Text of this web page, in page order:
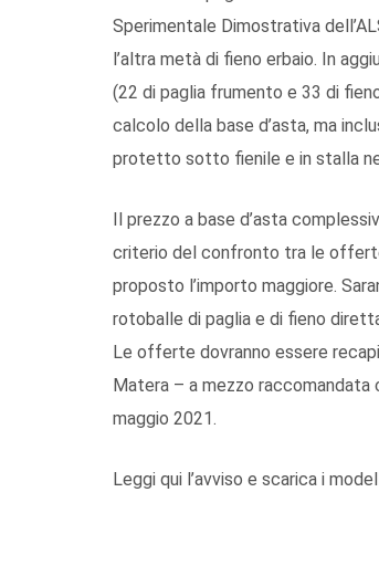
Sperimentale Dimostrativa
l’altra metà di fieno erbaio. In
(22 di paglia frumento e 33 di
calcolo della base d’asta, ma
protetto sotto fienile e in stalla
Il prezzo a base d’asta
criterio del confronto tra le
proposto l’importo maggiore.
rotoballe di paglia e di fieno
Le offerte dovranno essere
Matera – a mezzo raccomandata
maggio 2021.
Leggi qui l’avviso e scarica i